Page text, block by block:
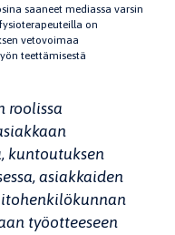
saaneet mediassa varsin
on
vetovoimaa
teettämisestä
roolissa
kuntoutuksen
asiakkaiden
työotteeseen